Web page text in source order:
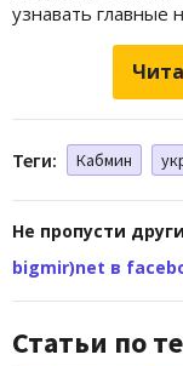
узнавать главные
Теги: Кабмин
Не пропусти
bigmir)net в
Статьи по